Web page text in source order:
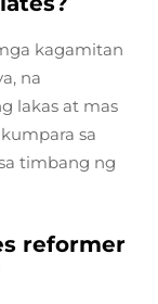
kagamitan
na
lakas at mas
sa
timbang ng
reformer